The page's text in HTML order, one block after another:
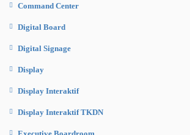
Command Center
Digital Board
Digital Signage
Display
Display Interaktif
Display Interaktif TKDN